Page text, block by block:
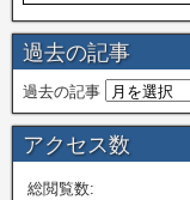
過去の記事
過去の記事
アクセス数
総閲覧数: